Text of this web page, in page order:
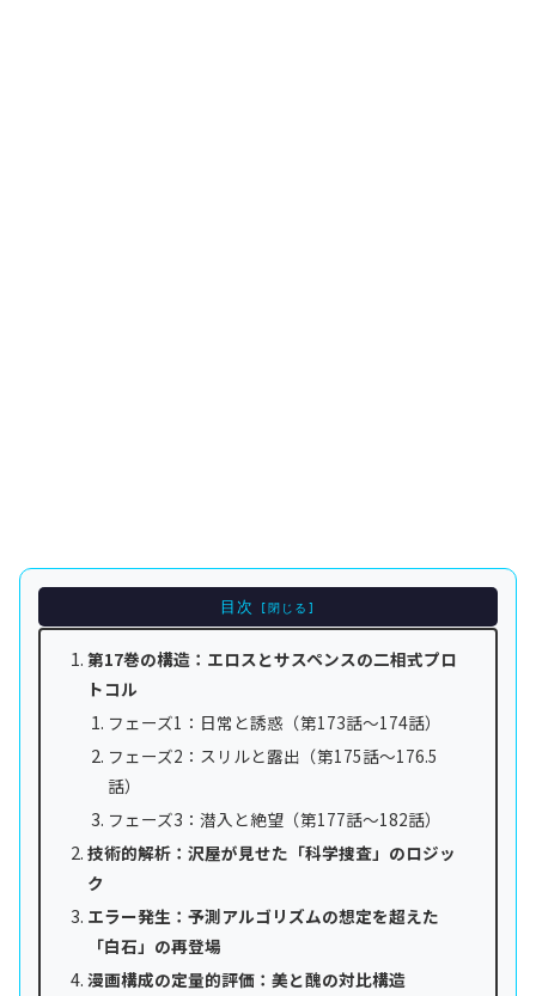
目次
第17巻の構造：エロスとサスペンスの二相式プロ
トコル
フェーズ1：日常と誘惑（第173話～174話）
フェーズ2：スリルと露出（第175話～176.5
話）
フェーズ3：潜入と絶望（第177話～182話）
技術的解析：沢屋が見せた「科学捜査」のロジッ
ク
エラー発生：予測アルゴリズムの想定を超えた
「白石」の再登場
漫画構成の定量的評価：美と醜の対比構造